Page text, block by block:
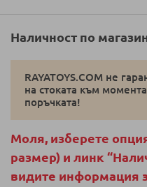
Наличност по
RAYATOYS.COM не
на стоката към
поръчката!
Моля, изберете
размер) и линк
видите информация